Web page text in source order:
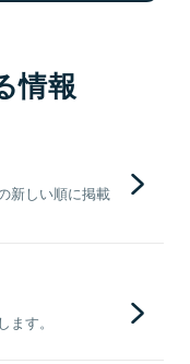
情報
新しい順に掲載
す。